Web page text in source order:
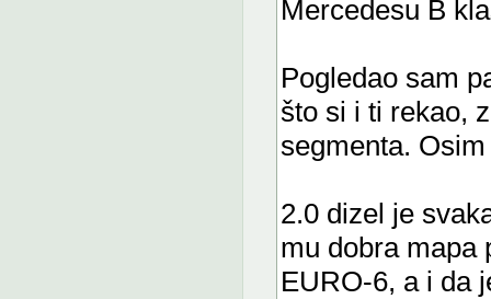
Mercedesu B
Pogledao sam
što si i ti rekao,
segmenta.
2.0 dizel je
mu dobra mapa
EURO-6, a i da